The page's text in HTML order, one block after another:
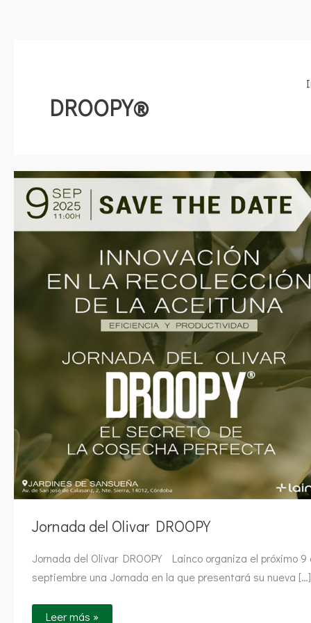
DROOPY®
Jornada del Olivar DROOPY
Jornada del Olivar DROOPY Lainco organiza el próximo 9
septiembre una Jornada en la que presentará su nueva […]
Jornada
del
Olivar
DROOPY
Leer más »